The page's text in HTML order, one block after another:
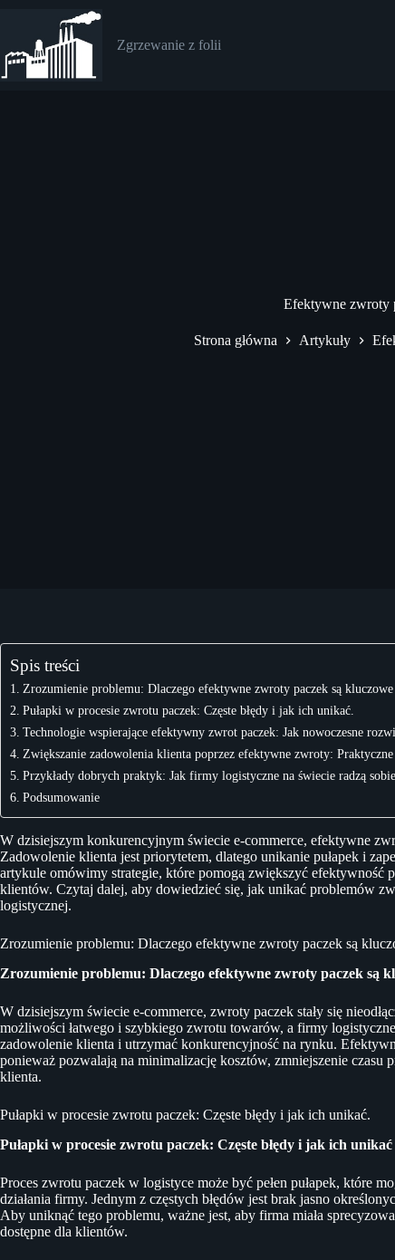
Zgrzewanie z folii
Efektywne zwroty
Strona główna Artykuły
Spis treści
Zrozumienie problemu: Dlaczego efektywne zwroty paczek są
Pułapki w procesie zwrotu paczek: Częste błędy i jak ich unikać.
Technologie wspierające efektywny zwrot paczek: Jak nowoczesne
Zwiększanie zadowolenia klienta poprzez efektywne zwroty: Praktyczne
Przykłady dobrych praktyk: Jak firmy logistyczne na świecie radzą
Podsumowanie
W dzisiejszym konkurencyjnym świecie e-commerce, efektywne
Zadowolenie klienta jest priorytetem, dlatego unikanie pułapek i
artykule omówimy strategie, które pomogą zwiększyć
klientów. Czytaj dalej, aby dowiedzieć się, jak unikać problemów
logistycznej.
Zrozumienie problemu: Dlaczego efektywne zwroty paczek są
Zrozumienie problemu: Dlaczego efektywne zwroty paczek są
W dzisiejszym świecie e-commerce, zwroty paczek stały się
możliwości łatwego i szybkiego zwrotu towarów, a firmy
zadowolenie klienta i utrzymać konkurencyjność na rynku.
ponieważ pozwalają na minimalizację kosztów, zmniejszenie
klienta.
Pułapki w procesie zwrotu paczek: Częste błędy i jak ich unikać.
Pułapki w procesie zwrotu paczek: Częste błędy i jak ich unikać
Proces zwrotu paczek w logistyce może być pełen pułapek, które
działania firmy. Jednym z częstych błędów jest brak jasno
Aby uniknąć tego problemu, ważne jest, aby firma miała
dostępne dla klientów.